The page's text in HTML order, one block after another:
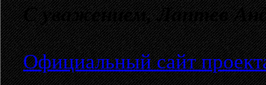
С уважением, Лаптев
Официальный сайт